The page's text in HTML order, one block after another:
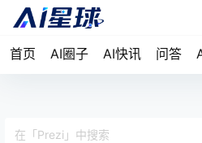
首页 AI圈子 AI快讯 问答